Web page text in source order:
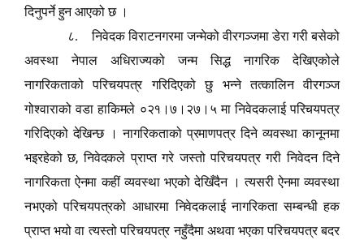
दिनुपर्ने हुन आएको छ ।
८. निवेदक विराटनगरमा जन्मेको वीरगञ्जमा डेरा गरी बसेको
अवस्था नेपाल अधिराज्यको जन्म सिद्ध नागरिक देखिएकोले
नागरिकताको परिचयपत्र गरिदिएको छु भन्ने तत्कालिन वीरगञ्ज
गोश्वाराको वडा हाकिमले ०२१।७।२७।५ मा निवेदकलाई परिचयपत्र
गरिदिएको देखिन्छ । नागरिकताको प्रमाणपत्र दिने व्यवस्था कानूनमा
भइरहेको छ,निवेदकले प्राप्त गरे जस्तो परिचयपत्र गरी निवेदन दिने
नागरिकता ऐनमा कहीं व्यवस्था भएको देखिँदैन । त्यसरी ऐनमा व्यवस्था
नभएको परिचयपत्रको आधारमा निवेदकलाई नागरिकता सम्बन्धी हक
प्राप्त भयो वा त्यस्तो परिचयपत्र नहुँदैमा अथवा भएका परिचयपत्र बदर